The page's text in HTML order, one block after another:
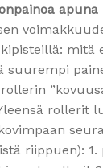
apuna
mitä
suurempi
rollerit
riippuen):